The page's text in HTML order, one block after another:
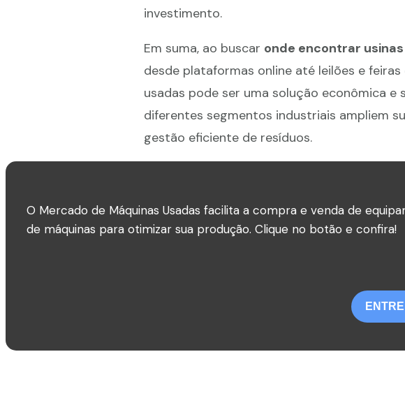
investimento.
Em suma, ao buscar onde encontrar
desde plataformas online até leilões e
usadas pode ser uma solução econômica
diferentes segmentos industriais ampliem
gestão eficiente de resíduos.
O Mercado de Máquinas Usadas facilita a compra e venda de
de máquinas para otimizar sua produção. Clique no botão e confira!